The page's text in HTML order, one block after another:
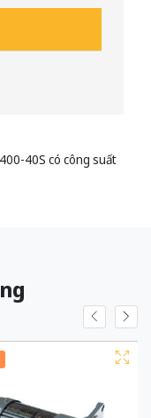
40S có công suất